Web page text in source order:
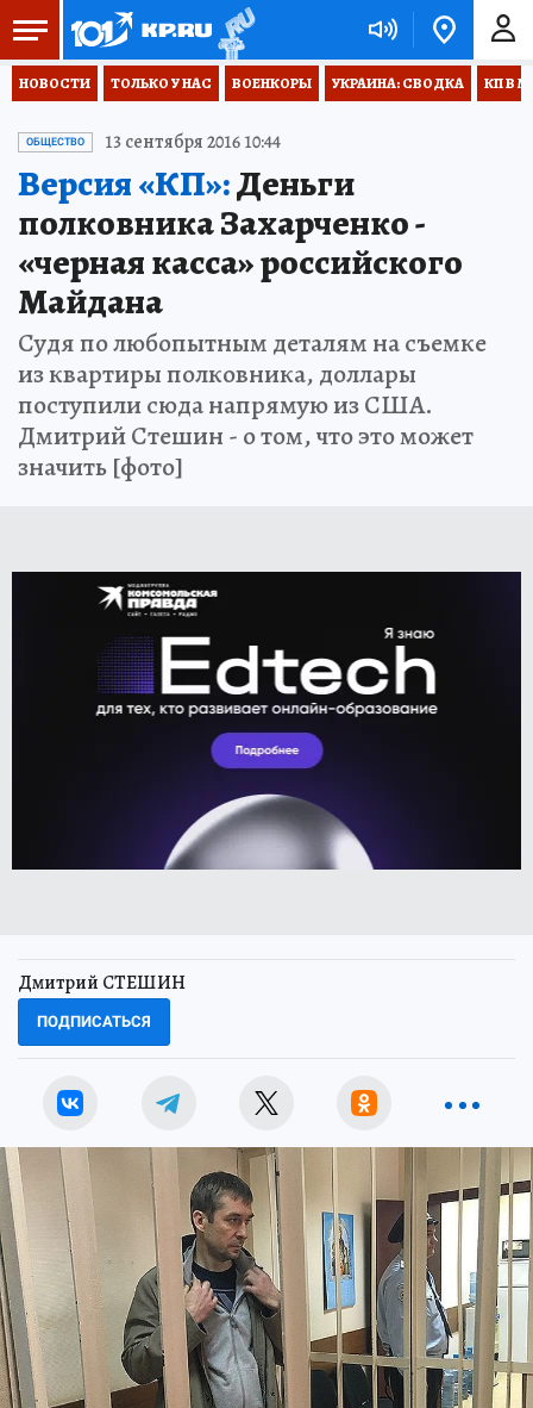
НОВОСТИ ТОЛЬКО У НАС ВОЕНКОРЫ УКРАИНА: СВОДКА КП В
ОБЩЕСТВО 13 сентября 2016 10:44
Версия «КП»:Деньги
полковника Захарченко -
«черная касса» российского
Майдана
Судя по любопытным деталям на съемке
из квартиры полковника, доллары
поступили сюда напрямую из США.
Дмитрий Стешин - о том, что это может
значить [фото]
Дмитрий СТЕШИН
ПОДПИСАТЬСЯ